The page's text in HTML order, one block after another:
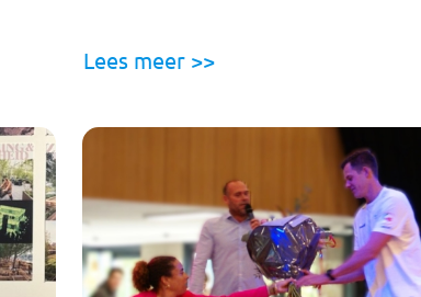
Lees meer >>